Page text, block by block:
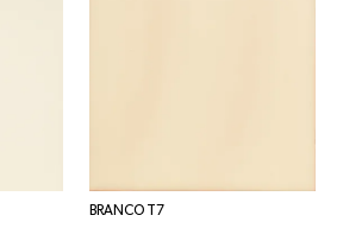
BRANCO T7